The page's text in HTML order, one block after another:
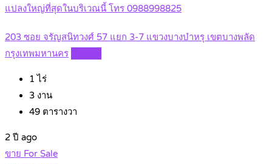
แปลงใหญ่ที่สุดในบริเวณนี้ โทร 0988998825
203 ซอย จรัญสนิทวงศ์ 57 แยก 3-7 แขวงบางบำหรุ เขตบางพลัด
กรุงเทพมหานคร
1 ไร่
3 งาน
49 ตารางวา
2 ปี ago
ขาย For Sale